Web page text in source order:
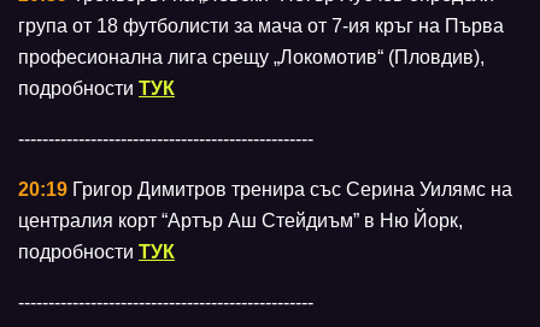
група от 18 футболисти за мача от 7-ия кръг на Първа
професионална лига срещу „Локомотив“ (Пловдив),
подробности ТУК
-------------------------------------------------
20:19 Григор Димитров тренира със Серина Уилямс на
централия корт “Артър Аш Стейдиъм” в Ню Йорк,
подробности ТУК
-------------------------------------------------